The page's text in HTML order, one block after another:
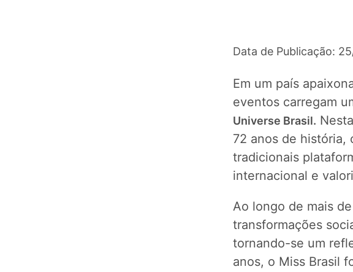
Data de Publicação:
Em um país
eventos carregam
Universe Brasil.
72 anos de história,
tradicionais
internacional e
Ao longo de mais
transformações
tornando-se um
anos, o Miss Brasil